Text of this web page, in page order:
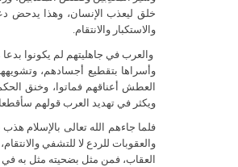
خلق ليعذب الإنسان، وهذا يدحض دعوى
والاستكبار والانتقام.
والعرب في جاهليتهم لم يكونوا
وأسراها بتقطيع أجسادهم،
العطش أعناقهم فماتوا، وخنق
ويكثر في تهديد العرب قولهم
فلما جاءهم الله تعالى بالإسلام
والعقوبات للردع لا للتشفي
العقاب، فمن مثل بضحيته مثل به